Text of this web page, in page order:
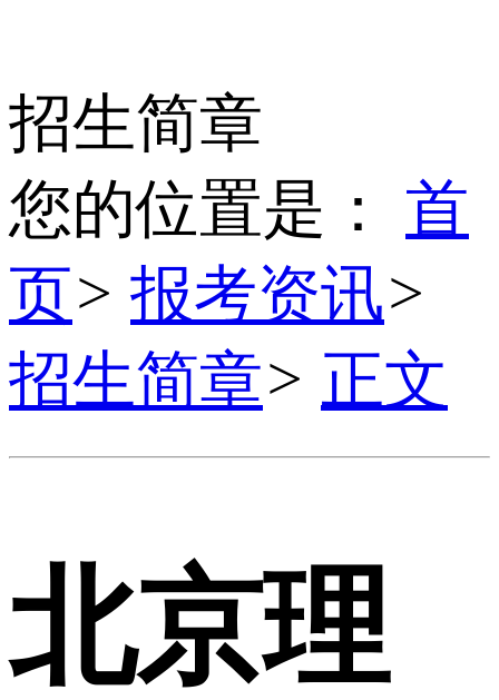
招生简章
您的位置是： 首
页> 报考资讯>
招生简章> 正文
北京理